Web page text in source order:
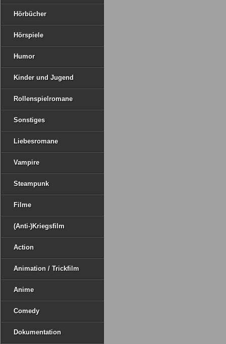
Hörbücher
Hörspiele
Humor
Kinder und Jugend
Rollenspielromane
Sonstiges
Liebesromane
Vampire
Steampunk
Filme
(Anti-)Kriegsfilm
Action
Animation / Trickfilm
Anime
Comedy
Dokumentation